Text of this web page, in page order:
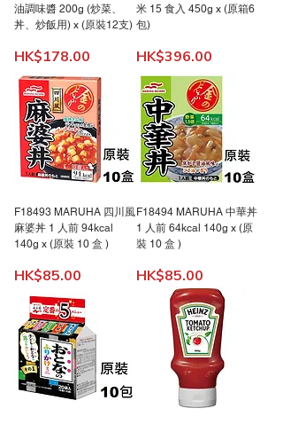
油調味醬 200g (炒菜、
丼、炒飯用) x (原裝12支)
價格
HK$178.00
米 15 食入 450g x (原箱6
包)
價格
HK$396.00
F18493 MARUHA 四川風
麻婆丼 1 人前 94kcal
140g x (原裝 10 盒 )
價格
HK$85.00
F18494 MARUHA 中華丼
1 人前 64kcal 140g x (原
裝 10 盒 )
價格
HK$85.00